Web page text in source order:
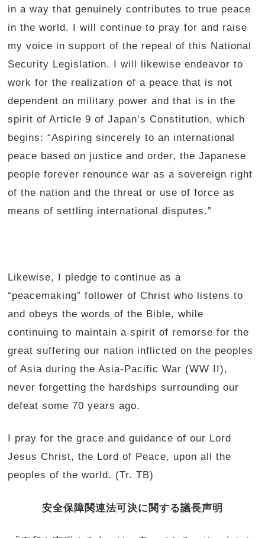
in a way that genuinely contributes to true peace
in the world. I will continue to pray for and raise
my voice in support of the repeal of this National
Security Legislation. I will likewise endeavor to
work for the realization of a peace that is not
dependent on military power and that is in the
spirit of Article 9 of Japan’s Constitution, which
begins: “Aspiring sincerely to an international
peace based on justice and order, the Japanese
people forever renounce war as a sovereign right
of the nation and the threat or use of force as
means of settling international disputes.”
Likewise, I pledge to continue as a
“peacemaking” follower of Christ who listens to
and obeys the words of the Bible, while
continuing to maintain a spirit of remorse for the
great suffering our nation inflicted on the peoples
of Asia during the Asia-Pacific War (WW II),
never forgetting the hardships surrounding our
defeat some 70 years ago.
I pray for the grace and guidance of our Lord
Jesus Christ, the Lord of Peace, upon all the
peoples of the world. (Tr. TB)
安全保障関連法可決に関する議長声明